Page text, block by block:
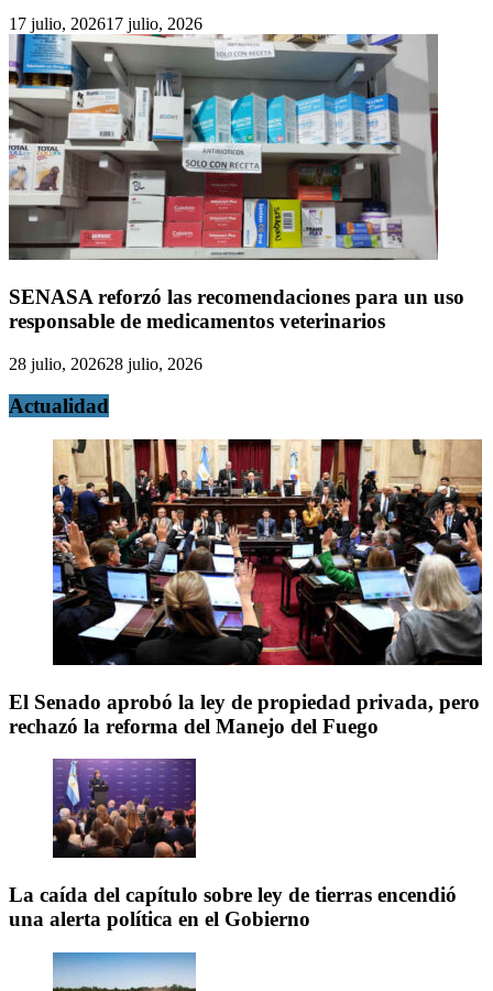
17 julio, 202617 julio, 2026
SENASA reforzó las recomendaciones para un uso
responsable de medicamentos veterinarios
28 julio, 202628 julio, 2026
Actualidad
El Senado aprobó la ley de propiedad privada, pero
rechazó la reforma del Manejo del Fuego
La caída del capítulo sobre ley de tierras encendió
una alerta política en el Gobierno